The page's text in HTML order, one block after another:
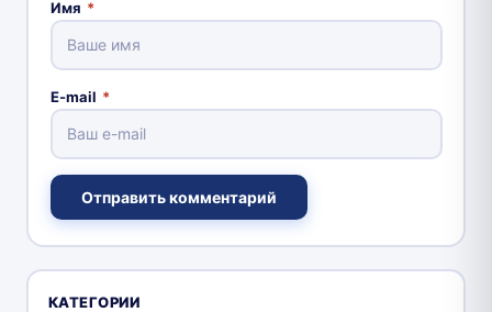
Имя *
E-mail *
Отправить комментарий
КАТЕГОРИИ